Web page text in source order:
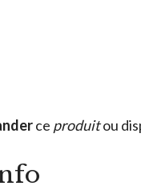
ce produitou